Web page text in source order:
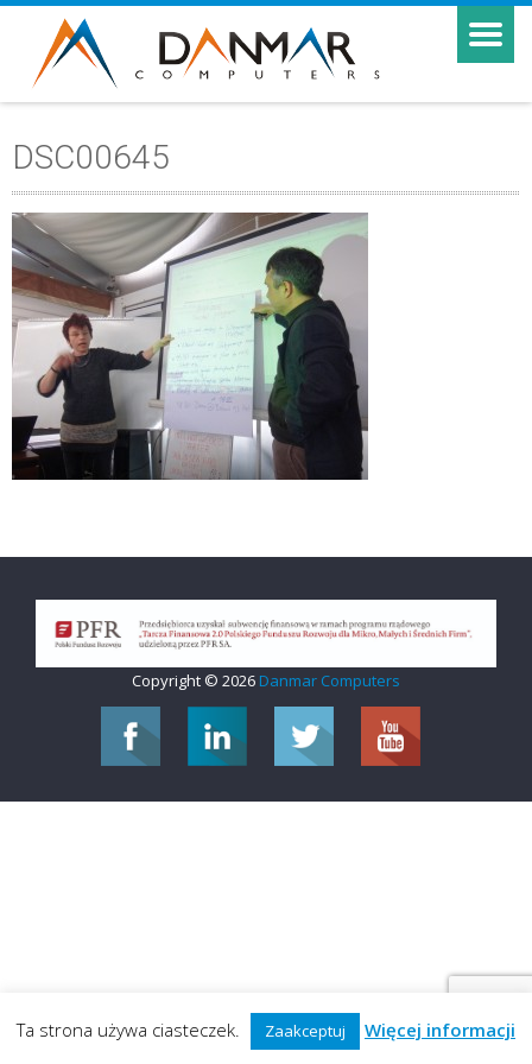
DSC00645
Copyright © 2026 Danmar Computers
Ta strona używa ciasteczek. Zaakceptuj Więcej informacji